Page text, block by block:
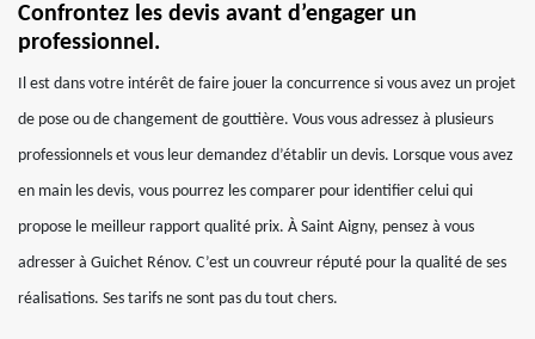
Confrontez les devis avant d’engager un
professionnel.
Il est dans votre intérêt de faire jouer la concurrence si vous avez un projet
de pose ou de changement de gouttière. Vous vous adressez à plusieurs
professionnels et vous leur demandez d’établir un devis. Lorsque vous avez
en main les devis, vous pourrez les comparer pour identifier celui qui
propose le meilleur rapport qualité prix. À Saint Aigny, pensez à vous
adresser à Guichet Rénov. C’est un couvreur réputé pour la qualité de ses
réalisations. Ses tarifs ne sont pas du tout chers.